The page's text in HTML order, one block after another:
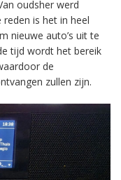
oudsher werd
is het in heel
nieuwe auto’s uit te
tijd wordt het bereik
de
zullen zijn.